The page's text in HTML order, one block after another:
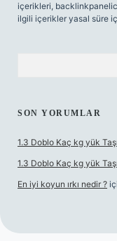
içerikleri,
ilgili içerikler yasal süre
SON YORUMLAR
1.3 Doblo Kaç kg yük
1.3 Doblo Kaç kg yük
En iyi koyun ırkı nedir ?